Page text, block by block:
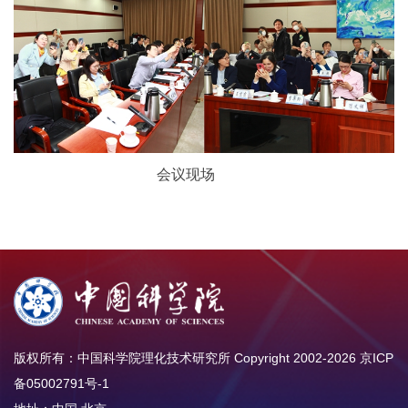
会议现场
版权所有：中国科学院理化技术研究所 Copyright 2002-2026 京ICP
备05002791号-1